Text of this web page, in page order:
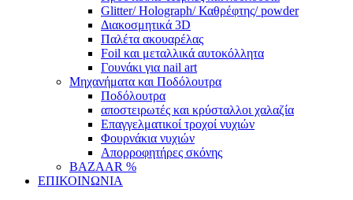
Glitter/ Holograph/ Καθρέφτης/ powder
Διακοσμητικά 3D
Παλέτα ακουαρέλας
Foil και μεταλλικά αυτοκόλλητα
Γουνάκι για nail art
Μηχανήματα και Ποδόλουτρα
Ποδόλουτρα
αποστειρωτές και κρύσταλλοι χαλαζία
Επαγγελματικοί τροχοί νυχιών
Φουρνάκια νυχιών
Απορροφητήρες σκόνης
BAZAAR %
ΕΠΙΚΟΙΝΩΝΙΑ